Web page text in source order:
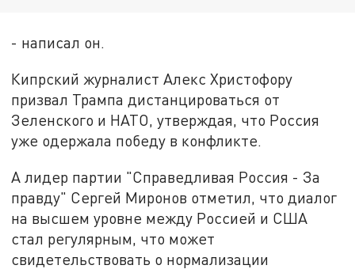
- написал он.
Кипрский журналист Алекс Христофору
призвал Трампа дистанцироваться от
Зеленского и НАТО, утверждая, что Россия
уже одержала победу в конфликте.
А лидер партии "Справедливая Россия - За
правду" Сергей Миронов отметил, что диалог
на высшем уровне между Россией и США
стал регулярным, что может
свидетельствовать о нормализации